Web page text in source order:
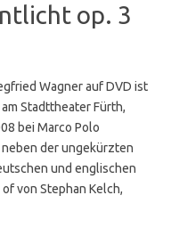
op. 3
Wagner auf DVD ist
Stadttheater Fürth,
bei Marco Polo
der ungekürzten
und englischen
von Stephan Kelch,